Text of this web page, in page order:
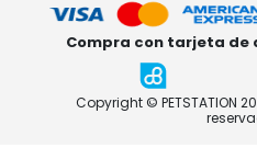
Compra con tarjeta de
Copyright © PETSTATION